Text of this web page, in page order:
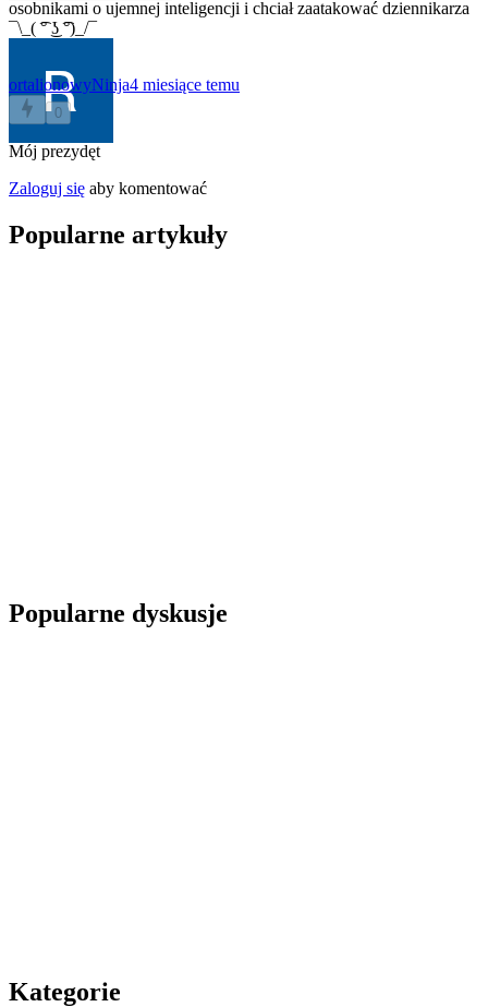
osobnikami o ujemnej inteligencji i chciał zaatakować dziennikarza
¯\_( ͡° ͜ʖ ͡°)_/¯
ortalionowyNinja4 miesiące temu
0
Mój prezydęt
Zaloguj się aby komentować
Popularne artykuły
Popularne dyskusje
Kategorie